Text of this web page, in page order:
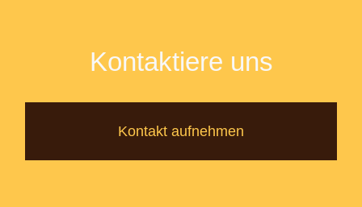
Kontaktiere uns
Kontakt aufnehmen